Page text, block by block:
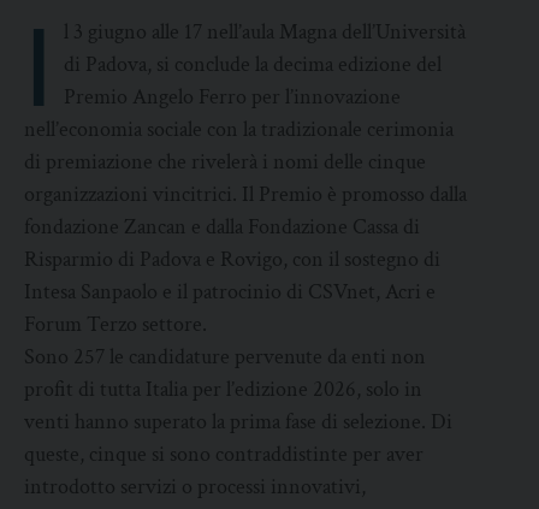
I
l 3 giugno alle 17 nell’aula Magna dell’Università
di Padova, si conclude la decima edizione del
Premio Angelo Ferro per l’innovazione
nell’economia sociale con la tradizionale cerimonia
di premiazione che rivelerà i nomi delle cinque
organizzazioni vincitrici. Il Premio è promosso dalla
fondazione Zancan e dalla Fondazione Cassa di
Risparmio di Padova e Rovigo, con il sostegno di
Intesa Sanpaolo e il patrocinio di CSVnet, Acri e
Forum Terzo settore.
Sono 257 le candidature pervenute da enti non
profit di tutta Italia per l’edizione 2026, solo in
venti hanno superato la prima fase di selezione. Di
queste, cinque si sono contraddistinte per aver
introdotto servizi o processi innovativi,